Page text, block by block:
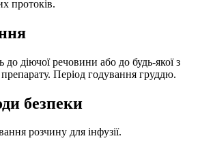
протоків.
до діючої речовини або до будь-якої з
Період годування груддю.
безпеки
розчину для інфузії.